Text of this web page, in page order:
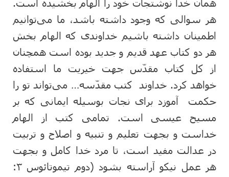
همان خدا نوشتجات خود را الهام بخشیده است.
هر سوالی که وجود داشته باشد، ما می‌توانیم
اطمینان داشته باشیم خداوندی که الهام بخش
هر دو کتاب عهد قدیم و جدید بوده است همچنان
از کل کتاب مقدّس جهت خیریت ما استفاده
خواهد کرد. خداوند کتب مقدّسه… می‌تواند تو را
حکمت آموزد برای نجات بوسیله ایمانی که بر
مسیح عیسی است. تمامی کتب از الهام
خداست و بجهت تعلیم و تنبیه و اصلاح و تربیت
در عدالت مفید است، تا مرد خدا کامل و بجهت
هر عمل نیکو آراسته بشود (دوم تیموتائوس ۳: